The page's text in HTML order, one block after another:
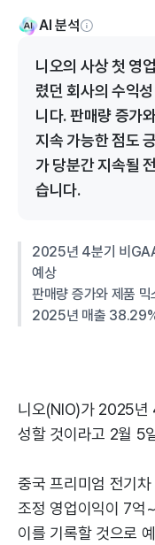
AI 분석
니오의 사상 첫 영
렸던 회사의 수익
니다. 판매량 증가
지속 가능한 점도
가 당분간 지속될
습니다.
2025년 4분기 비
예상
판매량 증가와 제품
2025년 매출 38.29%
니오(NIO)가 2025년
성할 것이라고 2월 5
중국 프리미엄 전기
조정 영업이익이 7억
이를 기록할 것으로